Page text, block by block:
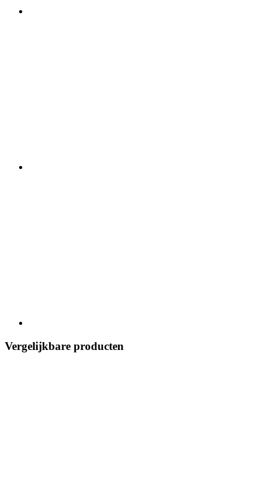
Vergelijkbare producten